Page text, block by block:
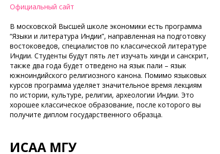
Официальный сайт
В московской Высшей школе экономики есть программа
“Языки и литература Индии”, направленная на подготовку
востоковедов, специалистов по классической литературе
Индии. Студенты будут пять лет изучать хинди и санскрит,
также два года будет отведено на язык пали – язык
южноиндийского религиозного канона. Помимо языковых
курсов программа уделяет значительное время лекциям
по истории, культуре, религии, археологии Индии. Это
хорошее классическое образование, после которого вы
получите диплом государственного образца.
ИСАА МГУ